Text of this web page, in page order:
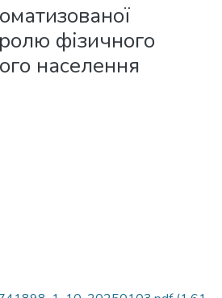
фізичного
населення